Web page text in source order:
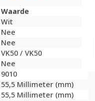
Waarde
Wit
Nee
Nee
VK50 / VK50
Nee
9010
55,5 Millimeter (mm)
55,5 Millimeter (mm)